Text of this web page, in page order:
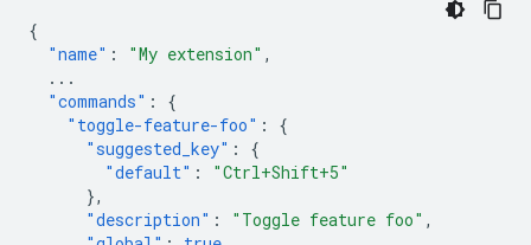
{
"name" : "My extension" ,
...
"commands" :
{
"toggle-feature-foo" :
{
"suggested_key" :
{
"default" :
"Ctrl+Shift+5"
},
"description" : "Toggle feature foo" ,